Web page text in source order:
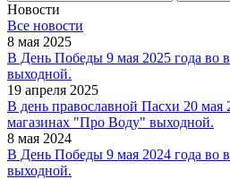
Новости
Все новости
8 мая 2025
В День Победы 9 мая 2025 года во
выходной.
19 апреля 2025
В день православной Пасхи 20 мая
магазинах "Про Воду" выходной.
8 мая 2024
В День Победы 9 мая 2024 года во
выходной.